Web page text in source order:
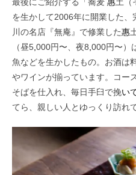
を生かして2006年に開業した
川の名店『無庵』で修業した惠
（昼5 000円〜、夜8 000円〜）
魚などを生かしたもの。お酒は
やワインが揃っています。コー
そばを仕入れ、毎日手臼で挽い
てら、親しい人とゆっくり訪れ